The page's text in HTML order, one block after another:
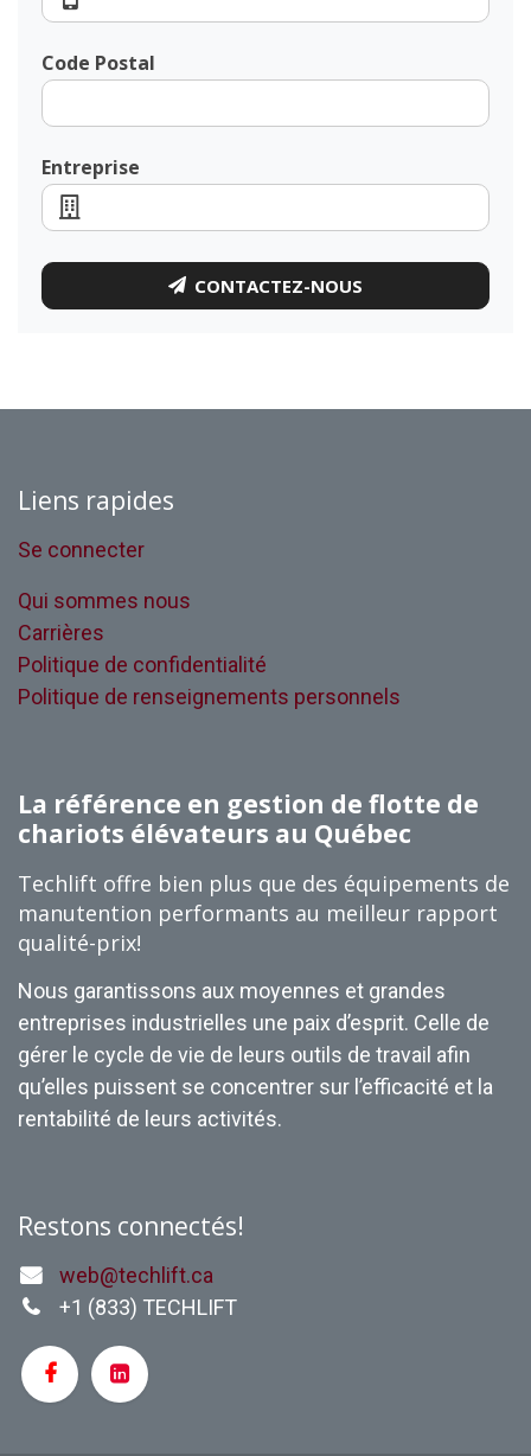
Code Postal
Entreprise
CONTACTEZ-NOUS
Liens rapides
Se connecter
Qui sommes nous
Carrières
Politique de confidentialité
Politique de renseignements personnels
La référence en gestion de flotte de
chariots élévateurs au Québec
Techlift offre bien plus que des équipements de
manutention performants au meilleur rapport
qualité-prix!
Nous garantissons aux moyennes et grandes
entreprises industrielles une paix d’esprit. Celle de
gérer le cycle de vie de leurs outils de travail afin
qu’elles puissent se concentrer sur l’efficacité et la
rentabilité de leurs activités.
Restons connectés!
web@techlift.ca
+1 (833) TECHLIFT